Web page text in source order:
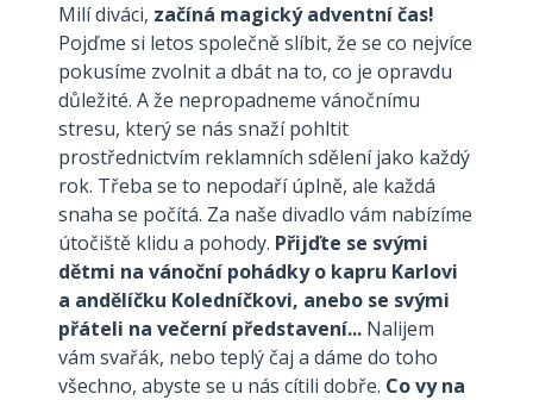
Milí diváci, začíná magický adventní čas!
Pojďme si letos společně slíbit, že se co nejvíce
pokusíme zvolnit a dbát na to, co je opravdu
důležité. A že nepropadneme vánočnímu
stresu, který se nás snaží pohltit
prostřednictvím reklamních sdělení jako každý
rok. Třeba se to nepodaří úplně, ale každá
snaha se počítá. Za naše divadlo vám nabízíme
útočiště klidu a pohody. Přijďte se svými
dětmi na vánoční pohádky o kapru Karlovi​
a andělíčku Koledníčkovi​, anebo se svými
přáteli na večerní představení... Nalijem
vám svařák, nebo teplý čaj a dáme do toho
všechno, abyste se u nás cítili dobře. Co vy na